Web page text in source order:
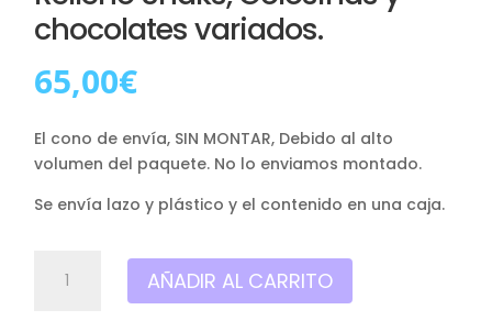
chocolates variados.
65,00€
El cono de envía, SIN MONTAR, Debido al alto
volumen del paquete. No lo enviamos montado.
Se envía lazo y plástico y el contenido en una caja.
CONO
AÑADIR AL CARRITO